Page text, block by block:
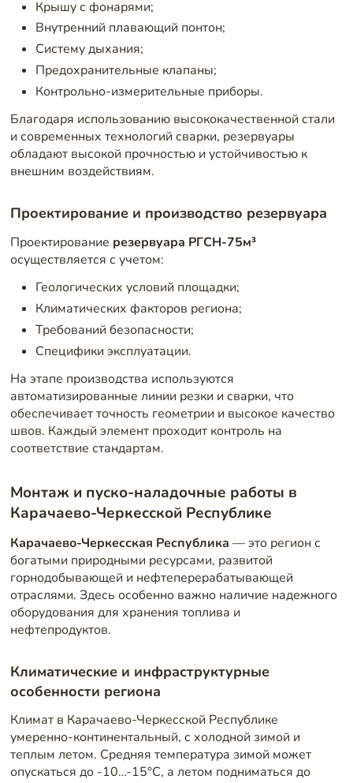
Крышу с фонарями;
Внутренний плавающий понтон;
Систему дыхания;
Предохранительные клапаны;
Контрольно-измерительные приборы.
Благодаря использованию высококачественной стали
и современных технологий сварки, резервуары
обладают высокой прочностью и устойчивостью к
внешним воздействиям.
Проектирование и производство резервуара
Проектирование резервуара РГСН-75м³
осуществляется с учетом:
Геологических условий площадки;
Климатических факторов региона;
Требований безопасности;
Специфики эксплуатации.
На этапе производства используются
автоматизированные линии резки и сварки, что
обеспечивает точность геометрии и высокое качество
швов. Каждый элемент проходит контроль на
соответствие стандартам.
Монтаж и пуско-наладочные работы в
Карачаево-Черкесской Республике
Карачаево-Черкесская Республика — это регион с
богатыми природными ресурсами, развитой
горнодобывающей и нефтеперерабатывающей
отраслями. Здесь особенно важно наличие надежного
оборудования для хранения топлива и
нефтепродуктов.
Климатические и инфраструктурные
особенности региона
Климат в Карачаево-Черкесской Республике
умеренно-континентальный, с холодной зимой и
теплым летом. Средняя температура зимой может
опускаться до -10…-15°C, а летом подниматься до